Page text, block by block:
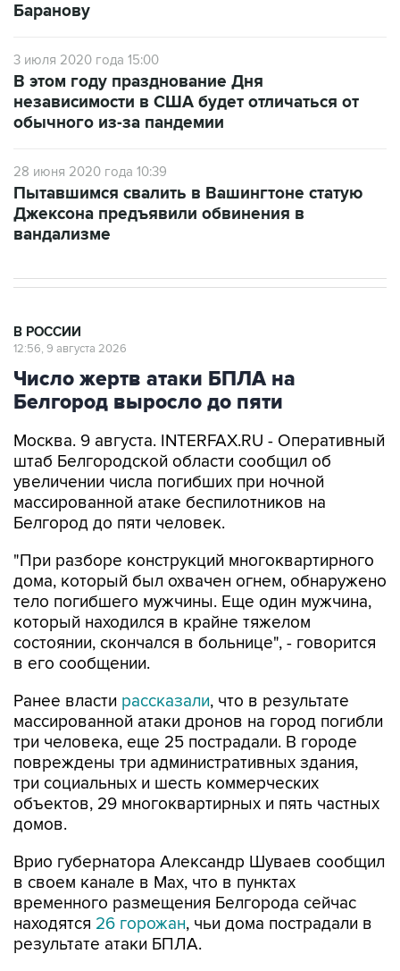
Баранову
3 июля 2020 года 15:00
В этом году празднование Дня
независимости в США будет отличаться от
обычного из-за пандемии
28 июня 2020 года 10:39
Пытавшимся свалить в Вашингтоне статую
Джексона предъявили обвинения в
вандализме
В РОССИИ
12:56, 9 августа 2026
Число жертв атаки БПЛА на
Белгород выросло до пяти
Москва. 9 августа. INTERFAX.RU - Оперативный
штаб Белгородской области сообщил об
увеличении числа погибших при ночной
массированной атаке беспилотников на
Белгород до пяти человек.
"При разборе конструкций многоквартирного
дома, который был охвачен огнем, обнаружено
тело погибшего мужчины. Еще один мужчина,
который находился в крайне тяжелом
состоянии, скончался в больнице", - говорится
в его сообщении.
Ранее власти рассказали, что в результате
массированной атаки дронов на город погибли
три человека, еще 25 пострадали. В городе
повреждены три административных здания,
три социальных и шесть коммерческих
объектов, 29 многоквартирных и пять частных
домов.
Врио губернатора Александр Шуваев сообщил
в своем канале в Мах, что в пунктах
временного размещения Белгорода сейчас
находятся 26 горожан, чьи дома пострадали в
результате атаки БПЛА.